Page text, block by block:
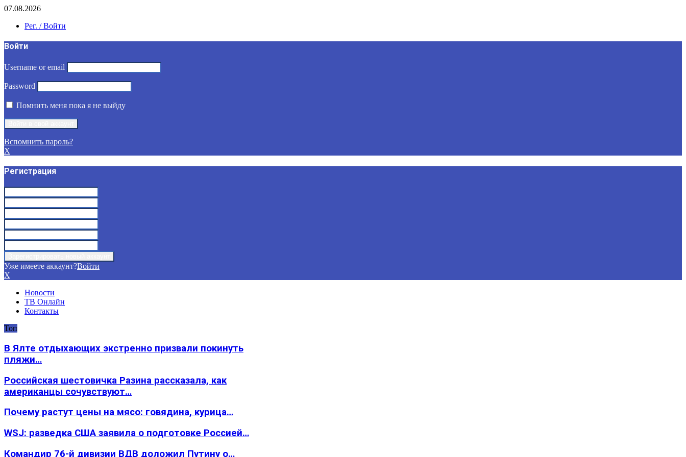
07.08.2026
Рег. / Войти
Войти
Username or email
Password
Помнить меня пока я не выйду
Вспомнить пароль?
X
Регистрация
Уже имеете аккаунт?Войти
X
Новости
ТВ Онлайн
Контакты
Топ
В Ялте отдыхающих экстренно призвали покинуть
пляжи…
Российская шестовичка Разина рассказала, как
американцы сочувствуют…
Почему растут цены на мясо: говядина, курица…
WSJ: разведка США заявила о подготовке Россией…
Командир 76-й дивизии ВДВ доложил Путину о…